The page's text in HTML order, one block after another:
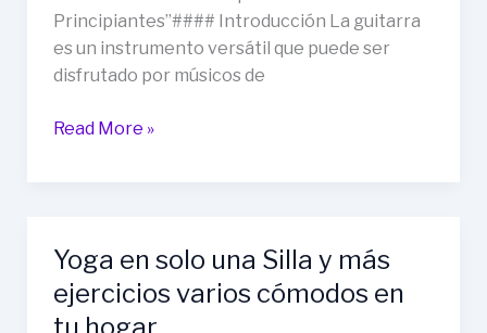
Principiantes”#### Introducción La guitarra
es un instrumento versátil que puede ser
disfrutado por músicos de
Guitarra
Read More »
Yoga en solo una Silla y más
ejercicios varios cómodos en
tu hogar